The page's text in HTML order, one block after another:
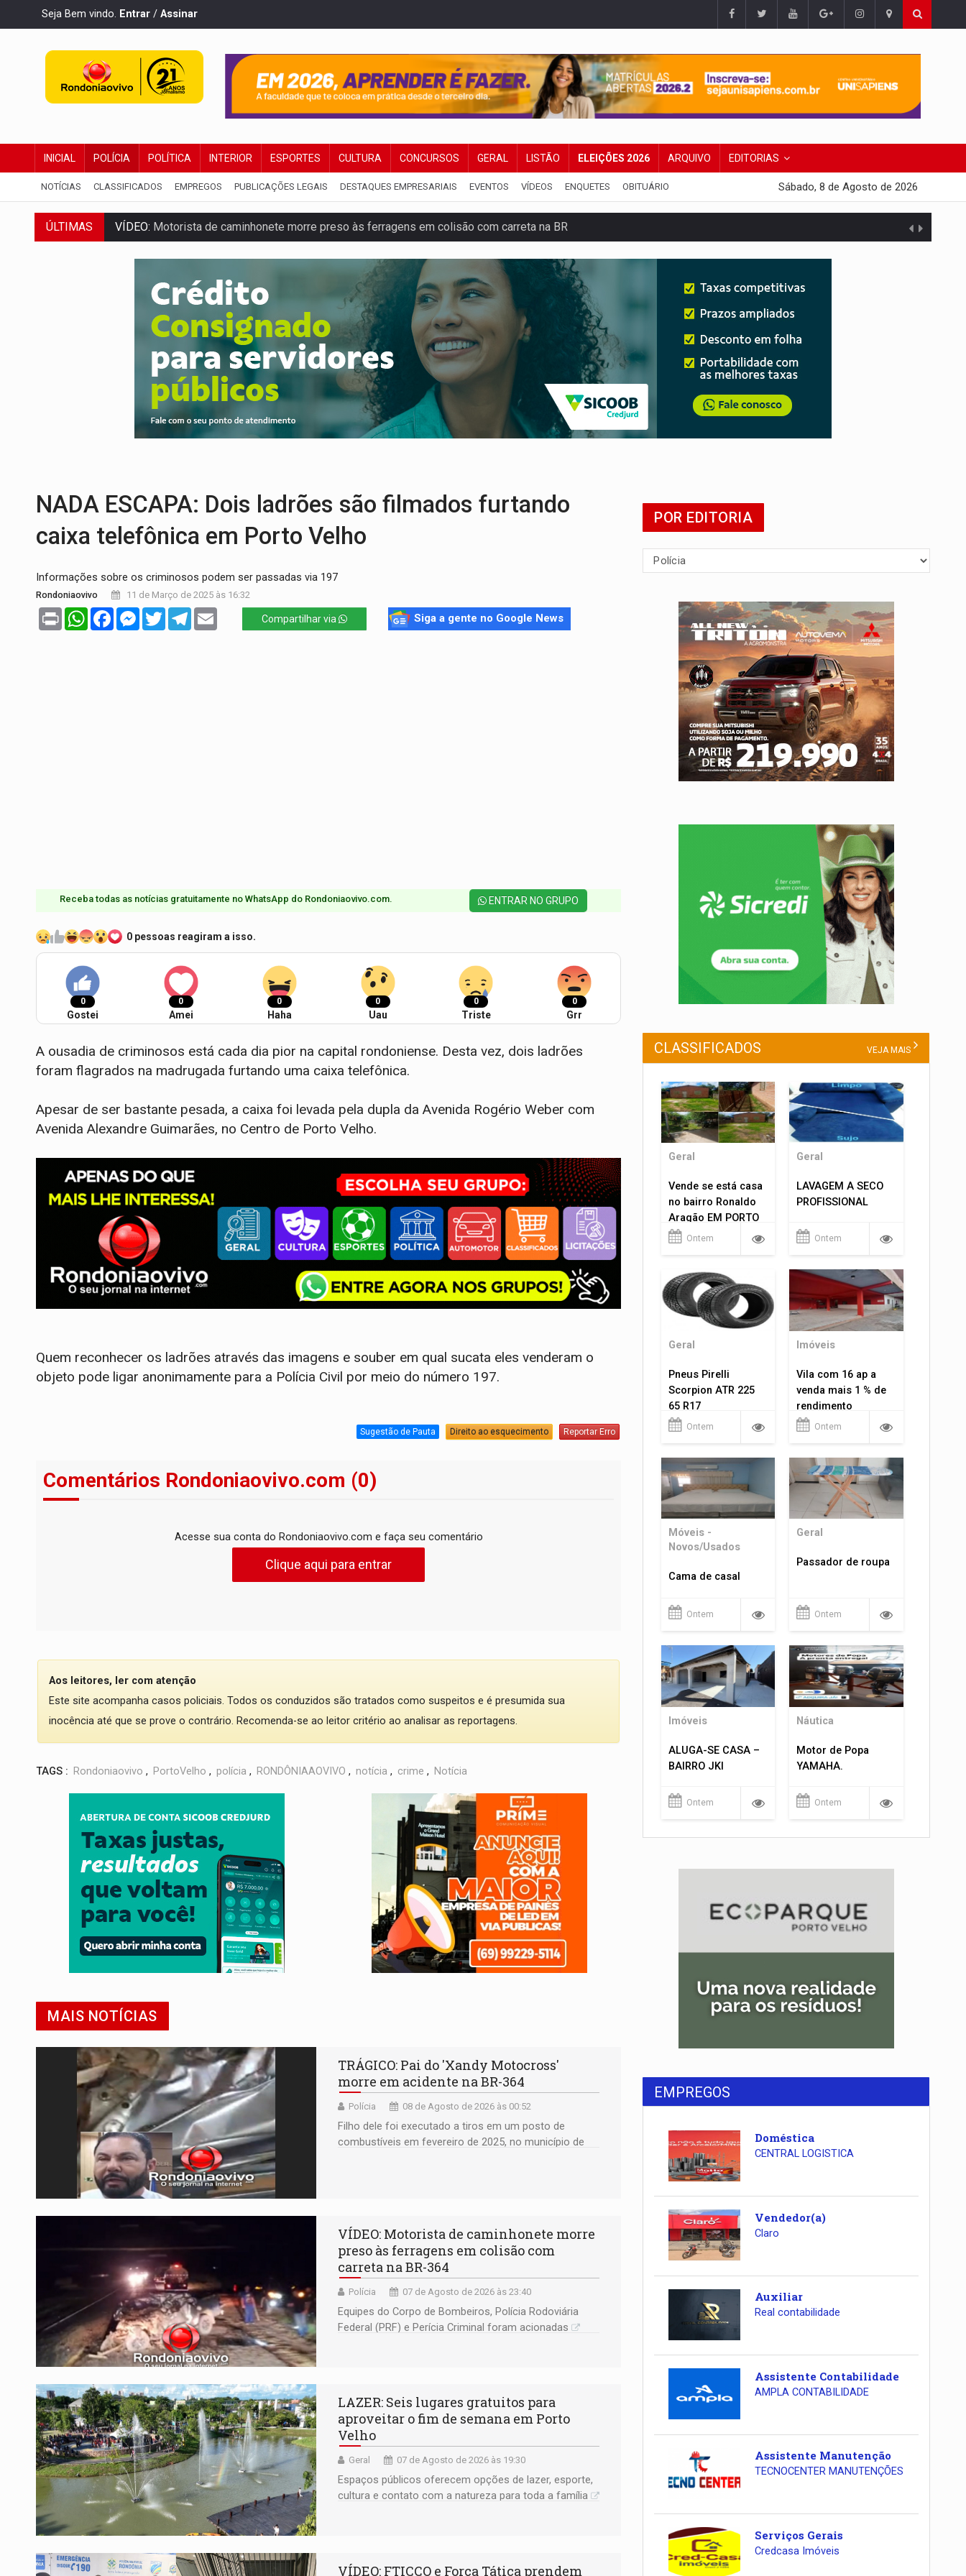
Seja Bem vindo. Entrar / Assinar
INICIAL POLÍCIA POLÍTICA INTERIOR ESPORTES CULTURA CONCURSOS GERAL LISTÃO ELEIÇÕES 2026 ARQUIVO EDITORIAS
NOTÍCIAS CLASSIFICADOS EMPREGOS PUBLICAÇÕES LEGAIS DESTAQUES EMPRESARIAIS EVENTOS VÍDEOS ENQUETES OBITUÁRIO Sábado, 8 de Agosto de 2026
ÚLTIMAS
VÍDEO:Motorista de caminhonete morre preso às ferragens em colisão com carreta na BR
LAZER:Seis lugares gratuitos para aproveitar o fim de semana em Porto Velho
FTICCO e Força Tática prendem membro do CV com arma e drogas em boca de fumo
INCLUSÃO: Prefeitura fortalece parceria com a APAE para ampliar ações voltadas a PCD's
DEFESA:Exército testa inovações no combate a drones durante exercício antiaéreo
TEMAS SOCIOAMBIENTAIS:Em Itapuã do Oeste, CINEMAZÔNIA leva cinema amazônico a estudantes na escola
PREVISÃO: Interior de Rondônia terá sábado (8) de calor intenso e tempo firme
INFRAESTRUTURA: Após quase 30 anos de espera, asfalto chega ao bairro Nova Esperança
NADA ESCAPA: Dois ladrões são filmados furtando
caixa telefônica em Porto Velho
Informações sobre os criminosos podem ser passadas via 197
Rondoniaovivo 11 de Março de 2025 às 16:32
Print WhatsAppFacebookMessenger
TwitterTelegram Compartilhar via Siga a gente no Google News
Receba todas as notícias gratuitamente no WhatsApp do Rondoniaovivo.com.​ ENTRAR NO GRUPO
0 pessoas reagiram a isso.
0
Gostei
0
Amei
0
Haha
0
Uau
0
Triste
0
Grr
A ousadia de criminosos está cada dia pior na capital rondoniense. Desta vez, dois ladrões
foram flagrados na madrugada furtando uma caixa telefônica.
Apesar de ser bastante pesada, a caixa foi levada pela dupla da Avenida Rogério Weber com
Avenida Alexandre Guimarães, no Centro de Porto Velho.
Quem reconhecer os ladrões através das imagens e souber em qual sucata eles venderam o
objeto pode ligar anonimamente para a Polícia Civil por meio do número 197.
Sugestão de Pauta Direito ao esquecimento Reportar Erro
Comentários Rondoniaovivo.com (0)
Acesse sua conta do Rondoniaovivo.com e faça seu comentário
Clique aqui para entrar
Aos leitores, ler com atenção
Este site acompanha casos policiais. Todos os conduzidos são tratados como suspeitos e é presumida sua
inocência até que se prove o contrário. Recomenda-se ao leitor critério ao analisar as reportagens.
TAGS : Rondoniaovivo , PortoVelho , polícia , RONDÔNIAAOVIVO , notícia , crime , Notícia
MAIS NOTÍCIAS
TRÁGICO: Pai do 'Xandy Motocross'
morre em acidente na BR-364
Polícia 08 de Agosto de 2026 às 00:52
Filho dele foi executado a tiros em um posto de
combustíveis em fevereiro de 2025, no município de
VÍDEO: Motorista de caminhonete morre
preso às ferragens em colisão com
carreta na BR-364
Polícia 07 de Agosto de 2026 às 23:40
Equipes do Corpo de Bombeiros, Polícia Rodoviária
Federal (PRF) e Perícia Criminal foram acionadas
LAZER: Seis lugares gratuitos para
aproveitar o fim de semana em Porto
Velho
Geral 07 de Agosto de 2026 às 19:30
Espaços públicos oferecem opções de lazer, esporte,
cultura e contato com a natureza para toda a família
VÍDEO: FTICCO e Força Tática prendem
POR EDITORIA
CLASSIFICADOS VEJA MAIS
Geral
Vende se está casa
no bairro Ronaldo
Aragão EM PORTO
VELHO RO.
Ontem
Geral
LAVAGEM A SECO
PROFISSIONAL
Ontem
Geral
Pneus Pirelli
Scorpion ATR 225
65 R17
Ontem
Imóveis
Vila com 16 ap a
venda mais 1 % de
rendimento
Ontem
Móveis -
Novos/Usados
Cama de casal
Ontem
Geral
Passador de roupa
Ontem
Imóveis
ALUGA-SE CASA –
BAIRRO JKI
Ontem
Náutica
Motor de Popa
YAMAHA.
Ontem
EMPREGOS
Doméstica
CENTRAL LOGISTICA
Vendedor(a)
Claro
Auxiliar
Real contabilidade
Assistente Contabilidade
AMPLA CONTABILIDADE
Assistente Manutenção
TECNOCENTER MANUTENÇÕES
Serviços Gerais
Credcasa Imóveis